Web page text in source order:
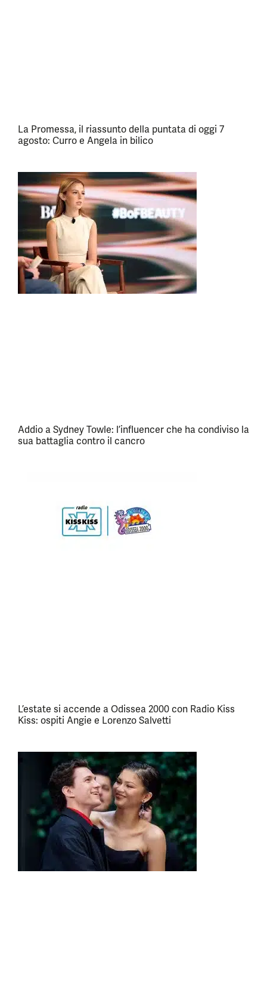
La Promessa, il riassunto della puntata di oggi 7
agosto: Curro e Angela in bilico
Addio a Sydney Towle: l’influencer che ha condiviso la
sua battaglia contro il cancro
L’estate si accende a Odissea 2000 con Radio Kiss
Kiss: ospiti Angie e Lorenzo Salvetti